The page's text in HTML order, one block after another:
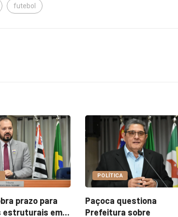
futebol
sobre
COTIDIANO
Garimpo Day reúne
brechós, gastronomia e